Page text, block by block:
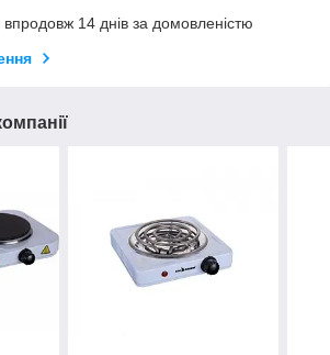
14 днів за домовленістю